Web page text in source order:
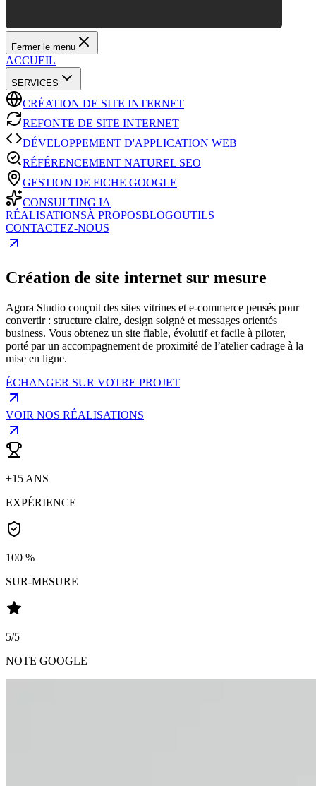
Fermer le menu
ACCUEIL
SERVICES
CRÉATION DE SITE INTERNET
REFONTE DE SITE INTERNET
DÉVELOPPEMENT D'APPLICATION WEB
RÉFÉRENCEMENT NATUREL SEO
GESTION DE FICHE GOOGLE
CONSULTING IA
RÉALISATIONSÀ PROPOSBLOGOUTILS
CONTACTEZ-NOUS
Création de site internet sur mesure
Agora Studio conçoit des sites vitrines et e-commerce pensés pour
convertir : structure claire, design soigné et messages orientés
business. Vous obtenez un site fiable, évolutif et facile à piloter,
porté par un accompagnement de proximité de l’atelier cadrage à la
mise en ligne.
ÉCHANGER SUR VOTRE PROJET
VOIR NOS RÉALISATIONS
+15 ANS
EXPÉRIENCE
100 %
SUR-MESURE
5/5
NOTE GOOGLE